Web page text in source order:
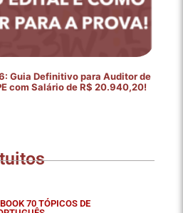
Guia Definitivo para Auditor de
com Salário de R$ 20.940,20!
70 TÓPICOS DE